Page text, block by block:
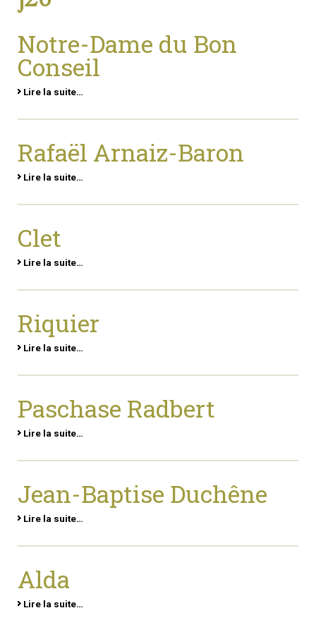
Notre-Dame du Bon
Conseil
Lire la suite…
Rafaël Arnaiz-Baron
Lire la suite…
Clet
Lire la suite…
Riquier
Lire la suite…
Paschase Radbert
Lire la suite…
Jean-Baptise Duchêne
Lire la suite…
Alda
Lire la suite…